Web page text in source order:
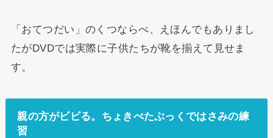
「おてつだい」のくつならべ、えほんでもありまし
たがDVDでは実際に子供たちが靴を揃えて見せま
す。
親の方がビビる。ちょきぺたぶっくではさみの練
習